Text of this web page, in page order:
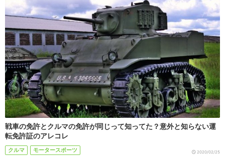
戦車の免許とクルマの免許が同じって知ってた？意外と知らない運
転免許証のアレコレ
クルマ モータースポーツ 2020/02/25